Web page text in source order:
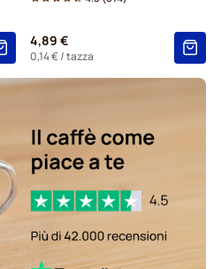
4,89 €
0,14 €/ tazza